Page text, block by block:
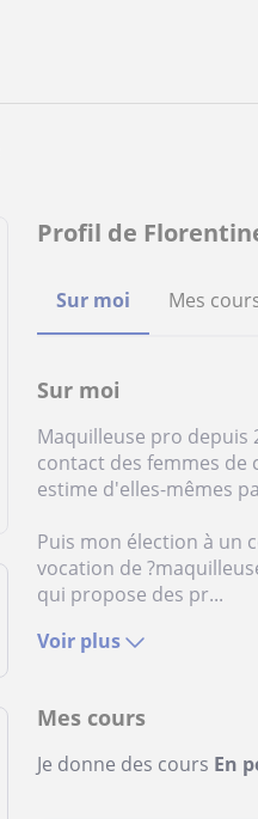
Profil de
Sur moi Mes
Sur moi
Maquilleuse pro depuis
contact des femmes
estime d'elles-mêmes
Puis mon élection à un
vocation de
qui propose des pr...
Voir plus
Mes cours
Je donne des cours En